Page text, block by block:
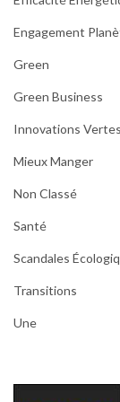
Engagement
Green
Green Business
Innovations Vertes
Mieux Manger
Non Classé
Santé
Scandales
Transitions
Une